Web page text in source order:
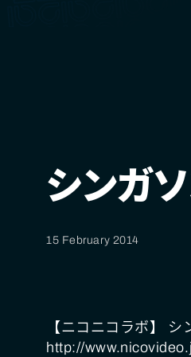
シンガ
15 February 2014
【ニコニコラボ】 シ
http://